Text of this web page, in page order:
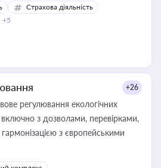
Страхова діяльність
+5
+26
регулювання екологічних
з дозволами, перевірками,
з європейськими